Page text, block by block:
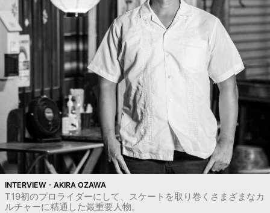
INTERVIEW - AKIRA OZAWA
T19初のプロライダーにして、スケートを取り巻くさまざまなカ
ルチャーに精通した最重要人物。